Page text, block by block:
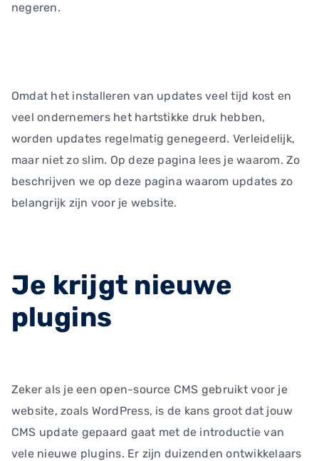
negeren.
Omdat het installeren van updates veel tijd kost en
veel ondernemers het hartstikke druk hebben,
worden updates regelmatig genegeerd. Verleidelijk,
maar niet zo slim. Op deze pagina lees je waarom. Zo
beschrijven we op deze pagina waarom updates zo
belangrijk zijn voor je website.
Je krijgt nieuwe
plugins
Zeker als je een open-source CMS gebruikt voor je
website, zoals WordPress, is de kans groot dat jouw
CMS update gepaard gaat met de introductie van
vele nieuwe plugins. Er zijn duizenden ontwikkelaars